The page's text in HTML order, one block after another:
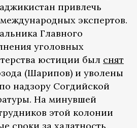
привлечь
экспертов.
Главного
уголовных
юстиции был снят
(Шарипов) и уволены
надзору Согдийской
На минувшей
этой колонии
сроки за халатность.